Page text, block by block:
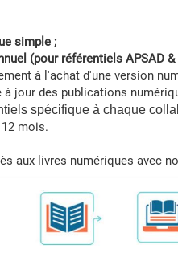
simple ;
(pour référentiels APSAD &
à l'achat d'une version
jour des publications
spécifique à chaque
mois.
aux livres numériques avec